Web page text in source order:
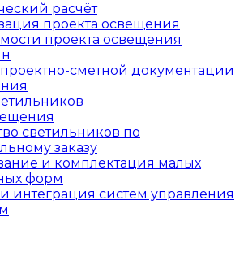
расчёт
проекта освещения
проекта освещения
проектно-сметной документации
светильников по
заказу
и комплектация малых
форм
и интеграция систем управления